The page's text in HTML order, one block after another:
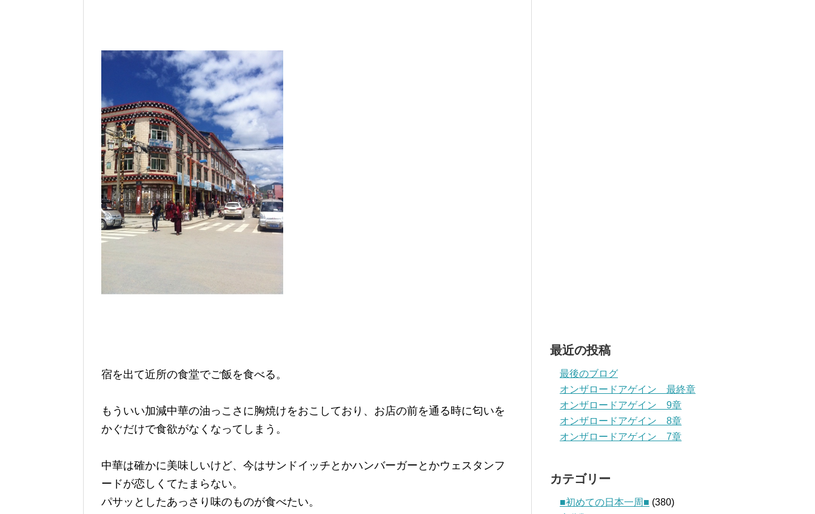
宿を出て近所の食堂でご飯を食べる。
もういい加減中華の油っこさに胸焼けをおこしており、お店の前を通る時に匂いを
かぐだけで食欲がなくなってしまう。
中華は確かに美味しいけど、今はサンドイッチとかハンバーガーとかウェスタンフ
ードが恋しくてたまらない。
パサッとしたあっさり味のものが食べたい。
最近の投稿
最後のブログ
オンザロードアゲイン 最終章
オンザロードアゲイン 9章
オンザロードアゲイン 8章
オンザロードアゲイン 7章
カテゴリー
■初めての日本一周■ (380)